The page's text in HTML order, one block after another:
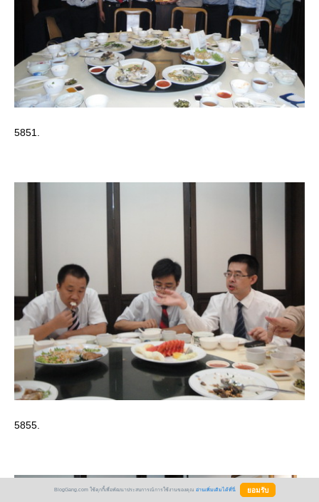
5851.
5855.
BlogGang.com ใช้คุกกี้เพื่อพัฒนาประสบการณ์การใช้งานของคุณ อ่านเพิ่มเติมได้ที่นี่